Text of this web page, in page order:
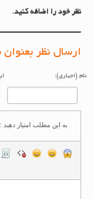
نظر خود را اضافه کنید.
ارسال نظر بعنوان
(اجباری):
به این مطلب امتیاز دهید :